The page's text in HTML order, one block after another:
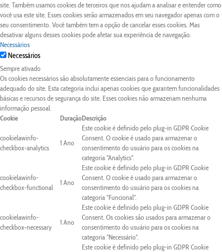
site. Também usamos cookies de terceiros que nos ajudam a analisar e entender como
você usa este site. Esses cookies serão armazenados em seu navegador apenas com o
seu consentimento. Você também tem a opção de cancelar esses cookies. Mas
desativar alguns desses cookies pode afetar sua experiência de navegação.
Necessários
Necessários
Sempre ativado
Os cookies necessários são absolutamente essenciais para o funcionamento
adequado do site. Esta categoria inclui apenas cookies que garantem funcionalidades
básicas e recursos de segurança do site. Esses cookies não armazenam nenhuma
informação pessoal.
Cookie
DuraçãoDescrição
cookielawinfo-
checkbox-analytics
1 Ano
Este cookie é definido pelo plug-in GDPR Cookie
Consent. O cookie é usado para armazenar o
consentimento do usuário para os cookies na
categoria "Analytics".
cookielawinfo-
checkbox-functional
1 Ano
Este cookie é definido pelo plug-in GDPR Cookie
Consent. O cookie é usado para armazenar o
consentimento do usuário para os cookies na
categoria "Funcional".
cookielawinfo-
checkbox-necessary
1 Ano
Este cookie é definido pelo plug-in GDPR Cookie
Consent. Os cookies são usados para armazenar o
consentimento do usuário para os cookies na
categoria "Necessário".
Este cookie é definido pelo plug-in GDPR Cookie